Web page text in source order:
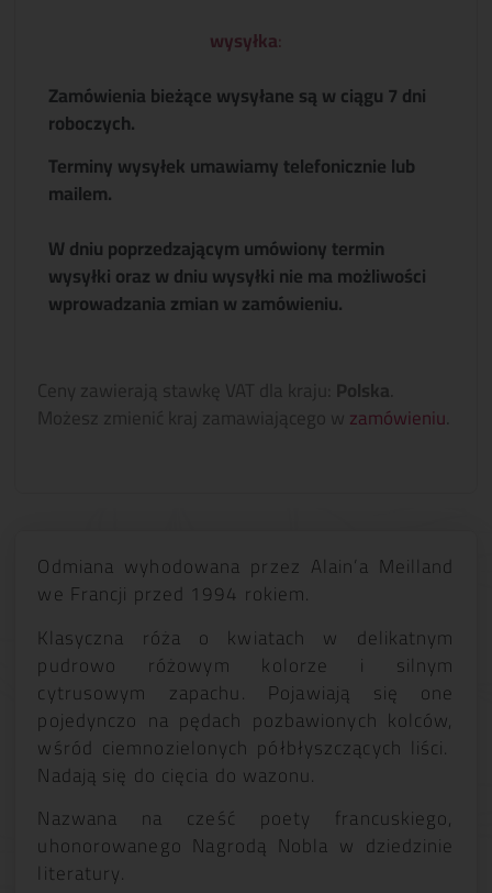
wysyłka:
Zamówienia bieżące wysyłane są w ciągu 7 dni
roboczych.
Terminy wysyłek umawiamy telefonicznie lub
mailem.
W dniu poprzedzającym umówiony termin
wysyłki oraz w dniu wysyłki nie ma możliwości
wprowadzania zmian w zamówieniu.
Ceny zawierają stawkę VAT dla kraju: Polska
Możesz zmienić kraj zamawiającego wzamówieniu
Odmiana wyhodowana przez Alain’a Meilland
we Francji przed 1994 rokiem.
Klasyczna róża o kwiatach w delikatnym
pudrowo różowym kolorze i silnym
cytrusowym zapachu. Pojawiają się one
pojedynczo na pędach pozbawionych kolców,
wśród ciemnozielonych półbłyszczących liści.
Nadają się do cięcia do wazonu.
Nazwana na cześć poety francuskiego,
uhonorowanego Nagrodą Nobla w dziedzinie
literatury.